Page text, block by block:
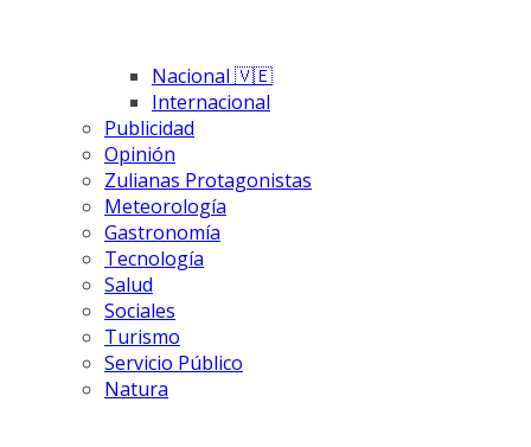
Nacional 🇻🇪
Internacional
Publicidad
Opinión
Zulianas Protagonistas
Meteorología
Gastronomía
Tecnología
Salud
Sociales
Turismo
Servicio Público
Natura